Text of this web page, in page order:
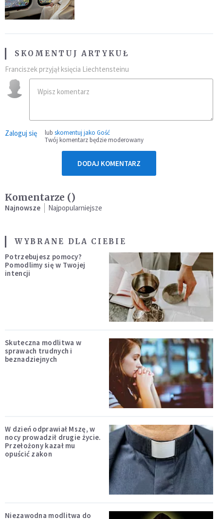
SKOMENTUJ ARTYKUŁ
Franciszek przyjął księcia Liechtensteinu
Zaloguj się lub skomentuj jako Gość
Twój komentarz będzie moderowany
DODAJ KOMENTARZ
Komentarze ()
Najnowsze Najpopularniejsze
WYBRANE DLA CIEBIE
Potrzebujesz pomocy?
Pomodlimy się w Twojej
intencji
Skuteczna modlitwa w
sprawach trudnych i
beznadziejnych
W dzień odprawiał Mszę, w
nocy prowadził drugie życie.
Przełożony kazał mu
opuścić zakon
Niezawodna modlitwa do